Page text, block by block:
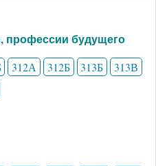
профессии будущего
312А 312Б 313Б
313В